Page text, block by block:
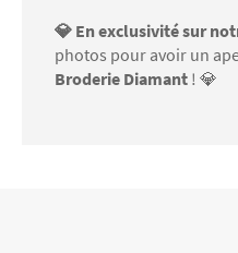
💎 En exclusivité sur
photos pour avoir un
Broderie Diamant ! 💎